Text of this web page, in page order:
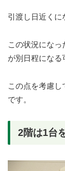
引渡し日近くに
この状況にな
が別日程になる
この点を考慮
です。
2階は1台